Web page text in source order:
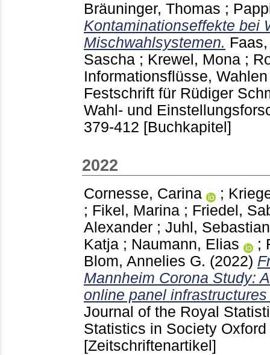
Bräuninger, Thomas ;
Kontaminationseffekte bei
Mischwahlsystemen.
Sascha ; Krewel, Mona ;
Informationsflüsse,
Festschrift für Rüdiger
Wahl- und
379-412 [Buchkapitel]
2022
Cornesse, Carina ;
; Fikel, Marina ; Friedel,
Alexander ; Juhl, Sebastian
Katja ; Naumann, Elias ;
Blom, Annelies G. (2022)
Mannheim Corona Study:
online panel
Journal of the Royal
Statistics in Society Oxford
[Zeitschriftenartikel]